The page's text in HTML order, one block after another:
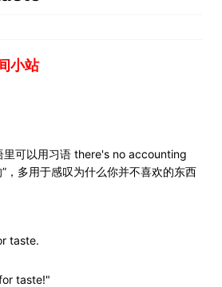
小站
里可以用习语 there's no accounting
，多用于感叹为什么你并不喜欢的东西
taste.
taste!"